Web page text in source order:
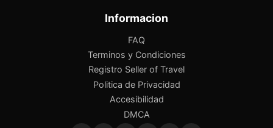
Informacion
FAQ
Terminos y Condiciones
Registro Seller of Travel
Politica de Privacidad
Accesibilidad
DMCA